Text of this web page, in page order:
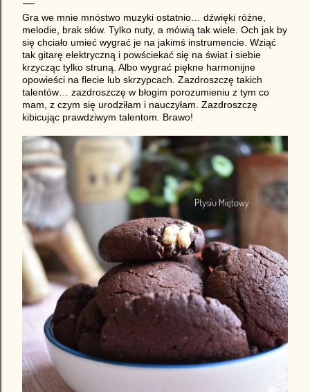
Gra we mnie mnóstwo muzyki ostatnio… dźwięki różne,
melodie, brak słów. Tylko nuty, a mówią tak wiele. Och jak by
się chciało umieć wygrać je na jakimś instrumencie. Wziąć
tak gitarę elektryczną i powściekać się na świat i siebie
krzycząc tylko struną. Albo wygrać piękne harmonijne
opowieści na flecie lub skrzypcach. Zazdroszczę takich
talentów… zazdroszczę w błogim porozumieniu z tym co
mam, z czym się urodziłam i nauczyłam. Zazdroszczę
kibicując prawdziwym talentom. Brawo!